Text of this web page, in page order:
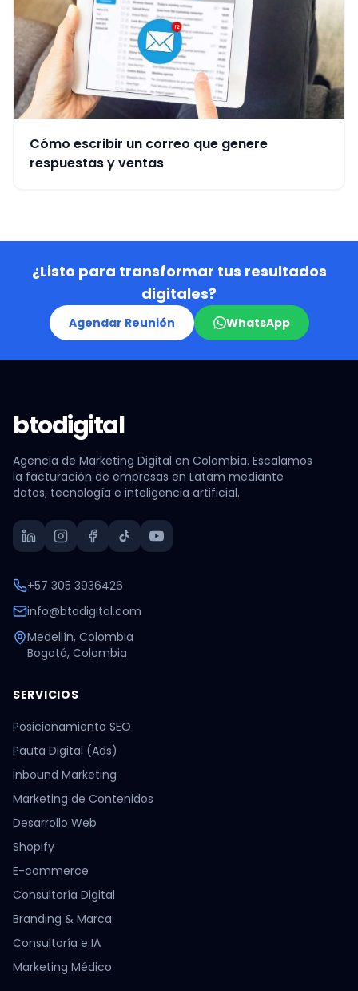
Cómo escribir un correo que genere
respuestas y ventas
¿Listo para transformar tus resultados
digitales?
Agendar Reunión WhatsApp
btodigital
Agencia de Marketing Digital en Colombia. Escalamos
la facturación de empresas en Latam mediante
datos, tecnología e inteligencia artificial.
+57 305 3936426
info@btodigital.com
Medellín, Colombia
Bogotá, Colombia
SERVICIOS
Posicionamiento SEO
Pauta Digital (Ads)
Inbound Marketing
Marketing de Contenidos
Desarrollo Web
Shopify
E-commerce
Consultoría Digital
Branding & Marca
Consultoría e IA
Marketing Médico